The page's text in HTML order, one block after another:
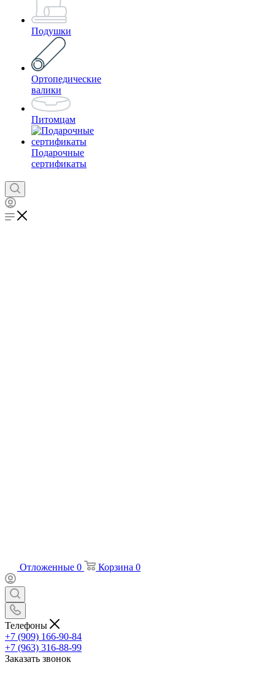
Подушки
Ортопедические
валики
Питомцам
Подарочные
сертификаты
Отложенные 0 Корзина 0
Телефоны
+7 (909) 166-90-84
+7 (963) 316-88-99
Заказать звонок